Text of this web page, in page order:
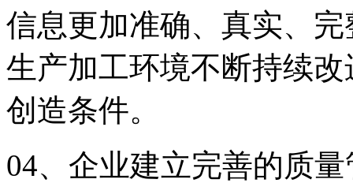
信息更加准确、真实、
生产加工环境不断持续
创造条件。
04、企业建立完善的质